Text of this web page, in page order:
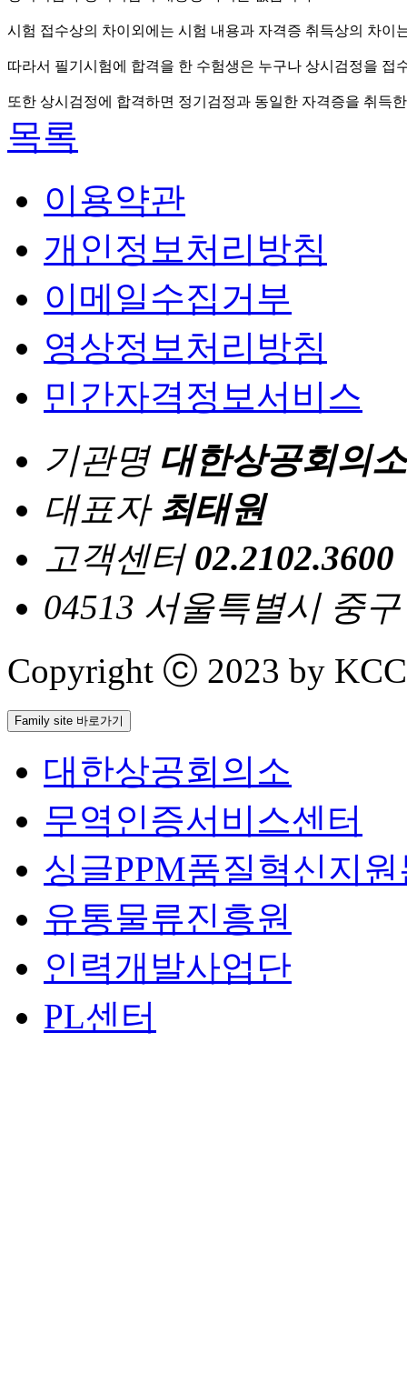
시험 접수상의 차이외에는 시험 내용과 자격증 취득상의 차이
따라서 필기시험에 합격을 한 수험생은 누구나 상시검정을 접
또한 상시검정에 합격하면 정기검정과 동일한 자격증을 취득
목록
이용약관
개인정보처리방침
이메일수집거부
영상정보처리방침
민간자격정보서비스
기관명 대한상공회의소
대표자 최태원
고객센터 02.2102.3600
04513 서울특별시 중
Copyright ⓒ 2023 by
Family site 바로가기
대한상공회의소
무역인증서비스센터
싱글PPM품질혁신지
유통물류진흥원
인력개발사업단
PL센터